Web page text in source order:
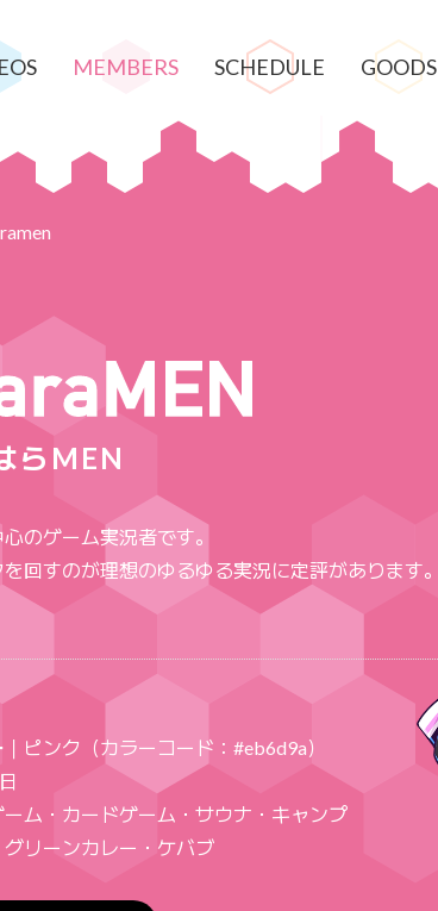
MEMBERS SCHEDULE GOODS
らMEN
のゲーム実況者です。
回すのが理想のゆるゆる実況に定評があります。
｜ピンク（カラーコード：#eb6d9a）
ーム・カードゲーム・サウナ・キャンプ
グリーンカレー・ケバブ